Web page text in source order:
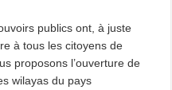
publics ont, à juste
à tous les citoyens de
proposons l’ouverture de
wilayas du pays